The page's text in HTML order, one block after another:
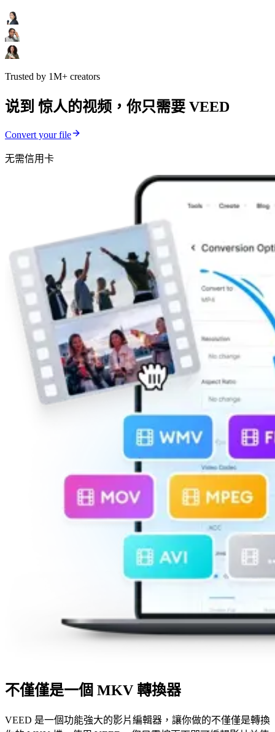
Trusted by 1M+ creators
说到 惊人的视频，你只需要 VEED
Convert your file
无需信用卡
不僅僅是一個 MKV 轉換器
VEED 是一個功能強大的影片編輯器，讓你做的不僅僅是轉換